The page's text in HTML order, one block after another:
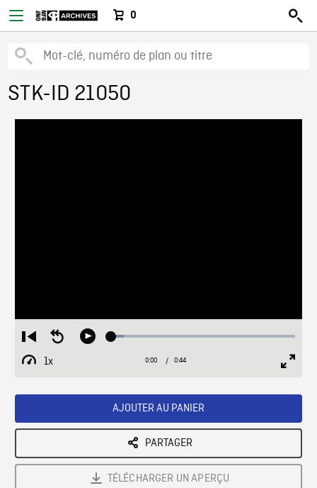
0
STK-ID 21050
Restart
from
beginning
Seek
Play Loaded:
1x
Playback
Current
0:00 / Duration
0:44
AJOUTER AU PANIER
PARTAGER
TÉLÉCHARGER UN APERÇU